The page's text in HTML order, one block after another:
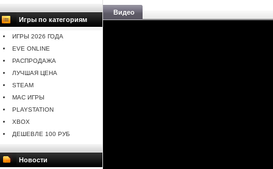
Игры по категориям
ИГРЫ 2026 ГОДА
EVE ONLINE
РАСПРОДАЖА
ЛУЧШАЯ ЦЕНА
STEAM
MAC ИГРЫ
PLAYSTATION
XBOX
ДЕШЕВЛЕ 100 РУБ
Новости
Видео